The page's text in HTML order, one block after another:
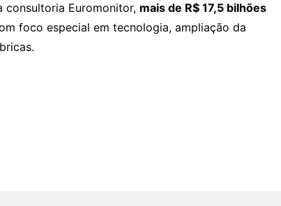
consultoria Euromonitor, mais de R$ 17,5 bilhões
foco especial em tecnologia, ampliação da